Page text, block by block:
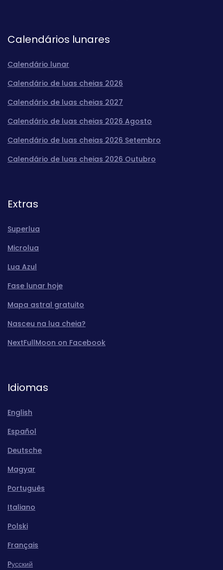
Calendários lunares
Calendário lunar
Calendário de luas cheias 2026
Calendário de luas cheias 2027
Calendário de luas cheias 2026 Agosto
Calendário de luas cheias 2026 Setembro
Calendário de luas cheias 2026 Outubro
Extras
Superlua
Microlua
Lua Azul
Fase lunar hoje
Mapa astral gratuito
Nasceu na lua cheia?
NextFullMoon on Facebook
Idiomas
English
Español
Deutsche
Magyar
Português
Italiano
Polski
Français
Pусский